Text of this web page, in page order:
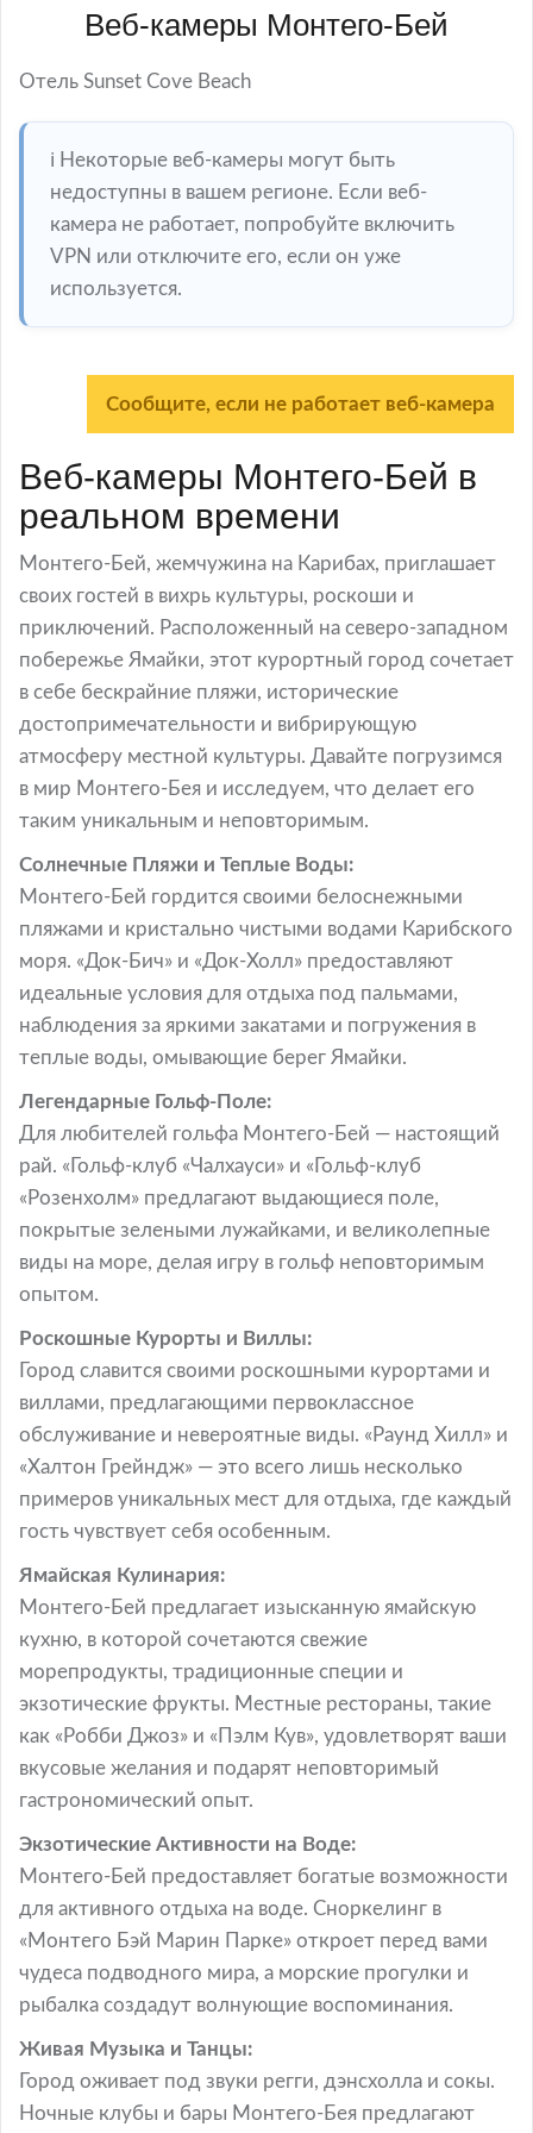
Веб-камеры Монтего-Бей
Отель Sunset Cove Beach
ℹ️ Некоторые веб-камеры могут быть
недоступны в вашем регионе. Если веб-
камера не работает, попробуйте включить
VPN или отключите его, если он уже
используется.
Сообщите, если не работает веб-камера
Веб-камеры Монтего-Бей в
реальном времени
Монтего-Бей, жемчужина на Карибах, приглашает
своих гостей в вихрь культуры, роскоши и
приключений. Расположенный на северо-западном
побережье Ямайки, этот курортный город сочетает
в себе бескрайние пляжи, исторические
достопримечательности и вибрирующую
атмосферу местной культуры. Давайте погрузимся
в мир Монтего-Бея и исследуем, что делает его
таким уникальным и неповторимым.
Солнечные Пляжи и Теплые Воды:
Монтего-Бей гордится своими белоснежными
пляжами и кристально чистыми водами Карибского
моря. «Док-Бич» и «Док-Холл» предоставляют
идеальные условия для отдыха под пальмами,
наблюдения за яркими закатами и погружения в
теплые воды, омывающие берег Ямайки.
Легендарные Гольф-Поле:
Для любителей гольфа Монтего-Бей — настоящий
рай. «Гольф-клуб «Чалхауси» и «Гольф-клуб
«Розенхолм» предлагают выдающиеся поле,
покрытые зелеными лужайками, и великолепные
виды на море, делая игру в гольф неповторимым
опытом.
Роскошные Курорты и Виллы:
Город славится своими роскошными курортами и
виллами, предлагающими первоклассное
обслуживание и невероятные виды. «Раунд Хилл» и
«Халтон Грейндж» — это всего лишь несколько
примеров уникальных мест для отдыха, где каждый
гость чувствует себя особенным.
Ямайская Кулинария:
Монтего-Бей предлагает изысканную ямайскую
кухню, в которой сочетаются свежие
морепродукты, традиционные специи и
экзотические фрукты. Местные рестораны, такие
как «Робби Джоз» и «Пэлм Кув», удовлетворят ваши
вкусовые желания и подарят неповторимый
гастрономический опыт.
Экзотические Активности на Воде:
Монтего-Бей предоставляет богатые возможности
для активного отдыха на воде. Сноркелинг в
«Монтего Бэй Марин Парке» откроет перед вами
чудеса подводного мира, а морские прогулки и
рыбалка создадут волнующие воспоминания.
Живая Музыка и Танцы:
Город оживает под звуки регги, дэнсхолла и сокы.
Ночные клубы и бары Монтего-Бея предлагают